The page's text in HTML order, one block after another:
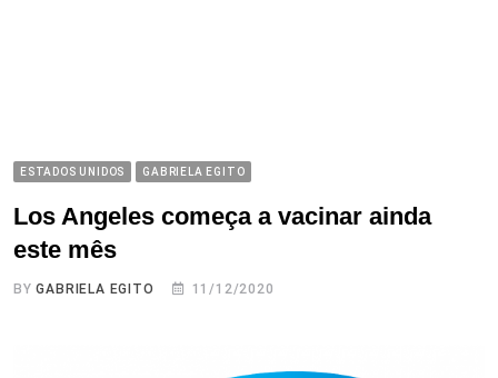
ESTADOS UNIDOS GABRIELA EGITO
Los Angeles começa a vacinar ainda
este mês
BYGABRIELA EGITO 11/12/2020